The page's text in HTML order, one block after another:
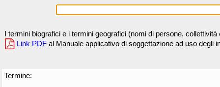
I termini biografici e i termini geografici (nomi di persone,
Link PDF al Manuale applicativo di soggettazione ad uso degli
Termine: